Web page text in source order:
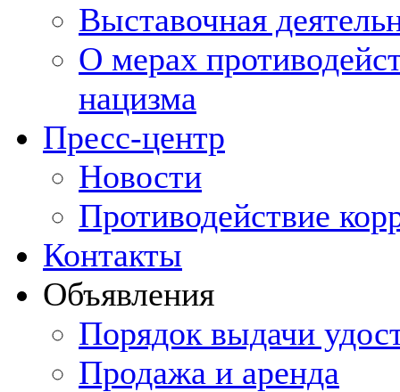
Выставочная
О мерах
нацизма
Пресс-центр
Новости
Противодействие
Контакты
Объявления
Порядок выдачи
Продажа и аренда